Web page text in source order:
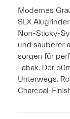
Modernes
SLX
Non-Sticky-
und sauberer
sorgen für
Tabak. Der
Unterwegs.
Charcoal-